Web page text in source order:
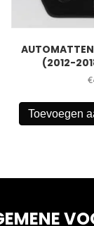
(2012-
€
Toevoegen